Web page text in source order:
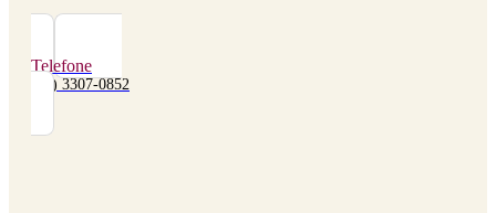
Telefone
(48) 3307-0852